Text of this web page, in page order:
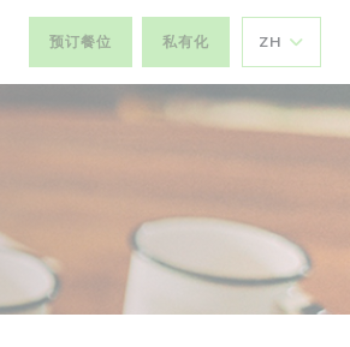
预订餐位 私有化 ZH